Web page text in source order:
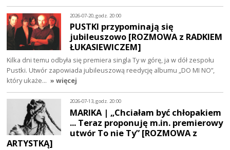
2026-07-20, godz. 20:00
PUSTKI przypominają się
jubileuszowo [ROZMOWA z RADKIEM
ŁUKASIEWICZEM]
Kilka dni temu odbyła się premiera singla Ty w górę, ja w dół zespołu
Pustki. Utwór zapowiada jubileuszową reedycję albumu „DO MI NO”,
który ukaże… » więcej
2026-07-13, godz. 20:00
MARIKA | „Chciałam być chłopakiem
... Teraz proponuję m.in. premierowy
utwór To nie Ty” [ROZMOWA z
ARTYSTKĄ]